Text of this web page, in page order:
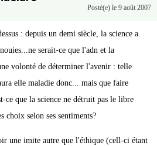
Posté(e) le 9 août 2007
: depuis un demi siècle, la science a
serait-ce que l'adn et la
volonté de déterminer l'avenir : telle
elle maladie donc... mais que faire
ce que la science ne détruit pas le libre
choix selon ses sentiments?
une imite autre que l'éthique (cell-ci étant